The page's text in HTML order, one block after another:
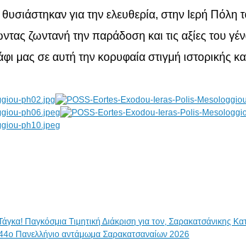
για την ελευθερία, στην Ιερή Πόλη
ζωντανή την παράδοση και τις αξίες του
σε αυτή την κορυφαία στιγμή ιστορικής
Παγκόσμια Τιμητική Διάκριση για τον,
Πανελλήνιο αντάμωμα Σαρακατσαναίων 2026